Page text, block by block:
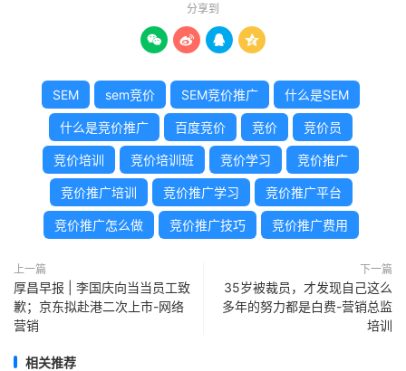
分享到
   
SEM sem竞价 SEM竞价推广 什么是SEM
什么是竞价推广 百度竞价 竞价 竞价员
竞价培训 竞价培训班 竞价学习 竞价推广
竞价推广培训 竞价推广学习 竞价推广平台
竞价推广怎么做 竞价推广技巧 竞价推广费用
上一篇
厚昌早报 | 李国庆向当当员工致
歉；京东拟赴港二次上市-网络
营销
下一篇
35岁被裁员，才发现自己这么
多年的努力都是白费-营销总监
培训
相关推荐